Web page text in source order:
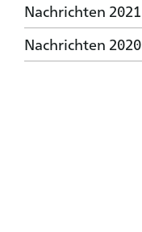
Nachrichten 2021
Nachrichten 2020